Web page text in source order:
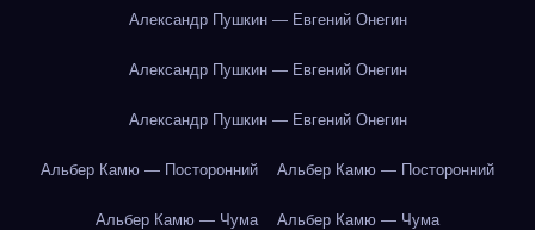
Александр Пушкин — Евгений Онегин
Александр Пушкин — Евгений Онегин
Александр Пушкин — Евгений Онегин
Альбер Камю — Посторонний Альбер Камю — Посторонний
Альбер Камю — Чума Альбер Камю — Чума